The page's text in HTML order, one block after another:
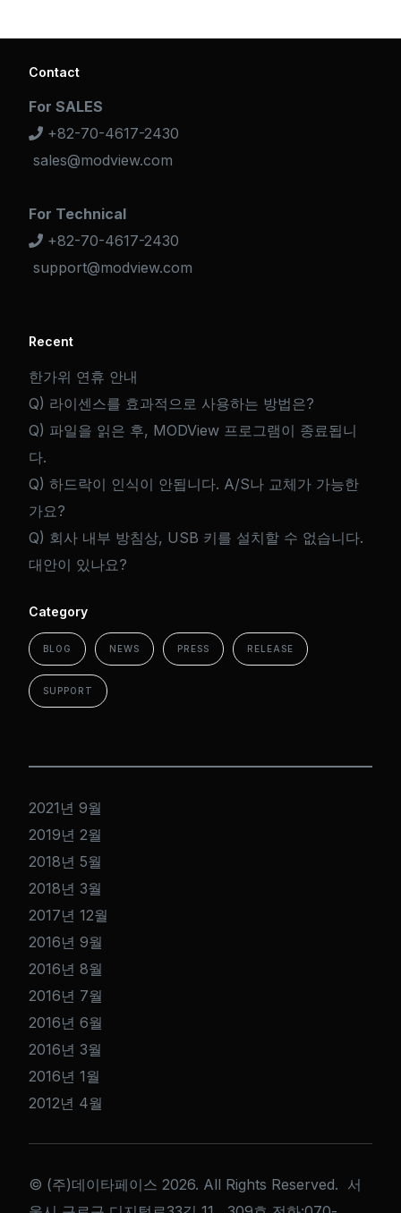
Contact
For SALES
+82-70-4617-2430
sales@modview.com
For Technical
+82-70-4617-2430
support@modview.com
Recent
한가위 연휴 안내
Q) 라이센스를 효과적으로 사용하는 방법은?
Q) 파일을 읽은 후, MODView 프로그램이 종료됩니
다.
Q) 하드락이 인식이 안됩니다. A/S나 교체가 가능한
가요?
Q) 회사 내부 방침상, USB 키를 설치할 수 없습니다.
대안이 있나요?
Category
BLOG NEWS PRESS RELEASE
SUPPORT
2021년 9월
2019년 2월
2018년 5월
2018년 3월
2017년 12월
2016년 9월
2016년 8월
2016년 7월
2016년 6월
2016년 3월
2016년 1월
2012년 4월
© (주)데이타페이스 2026. All Rights Reserved. 서